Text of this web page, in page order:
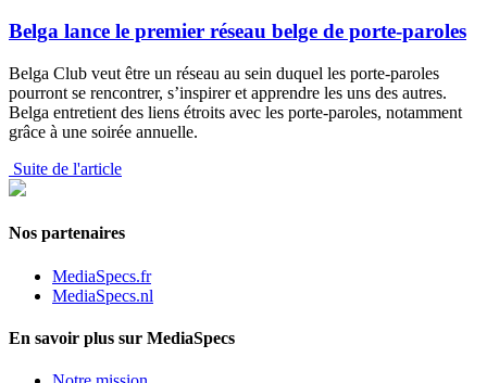
Belga lance le premier réseau belge de porte-paroles
Belga Club veut être un réseau au sein duquel les porte-paroles
pourront se rencontrer, s’inspirer et apprendre les uns des autres.
Belga entretient des liens étroits avec les porte-paroles, notamment
grâce à une soirée annuelle.
Suite de l'article
Nos partenaires
MediaSpecs.fr
MediaSpecs.nl
En savoir plus sur MediaSpecs